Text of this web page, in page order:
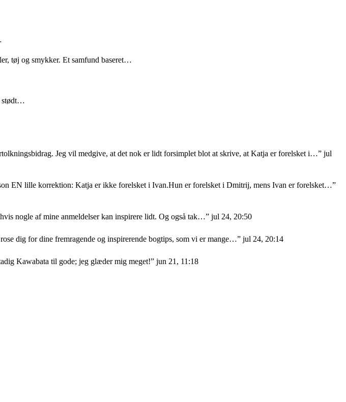
tøj og smykker. Et samfund baseret…
stødt…
Jeg vil medgive, at det nok er lidt forsimplet blot at skrive, at Katja er forelsket i…” jul
EN lille korrektion: Katja er ikke forelsket i Ivan.Hun er forelsket i Dmitrij, mens Ivan er forelsket…”
nogle af mine anmeldelser kan inspirere lidt. Og også tak…” jul 24, 20:50
dig for dine fremragende og inspirerende bogtips, som vi er mange…” jul 24, 20:14
Kawabata til gode; jeg glæder mig meget!” jun 21, 11:18